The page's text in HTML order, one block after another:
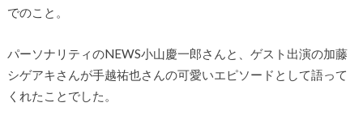
でのこと。
パーソナリティのNEWS小山慶一郎さんと、ゲスト出演の加藤
シゲアキさんが手越祐也さんの可愛いエピソードとして語って
くれたことでした。